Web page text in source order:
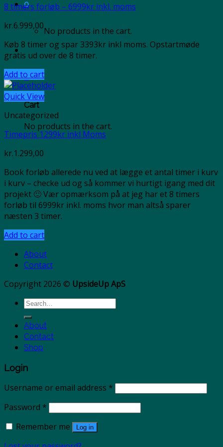
0
No products in the cart.
0
Cart
No products in the cart.
8 timers forløb – 6999kr inkl. moms
kr.6.999,00
Køb 8 timer og spar 3393kr inkl moms. Opstartmøde
gratis ud over de 8 timer.
Add to cart
Quick View
Uncategorized
Timepris 1299kr inkl Moms
kr.1.299,00
Book forløb allerede nu ved at lægge et antal timer i kurv
i kurv – checke ud og så kommer vi hurtigt igang med dit
projekt 🙂 Vær opmærksom på at jeg har et 8 timers
forløb til 6999kr inkl. moms hvor man altså sparer
næsten 3 timer.
Add to cart
About
Contact
Copyright 2026 © UpsideUp ApS
Search
for:
About
Contact
Shop
Login
Username or email address *
Password *
Remember me
Log in